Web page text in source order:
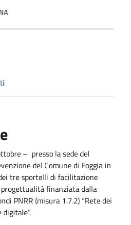
– presso la sede del
del Comune di Foggia in
tre sportelli di facilitazione
finanziata dalla
PNRR (misura 1.7.2) “Rete dei